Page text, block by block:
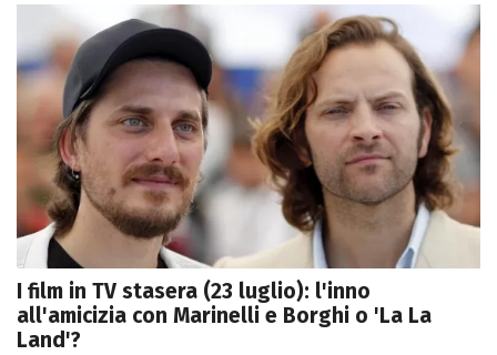
I film in TV stasera (23 luglio): l'inno
all'amicizia con Marinelli e Borghi o 'La La
Land'?